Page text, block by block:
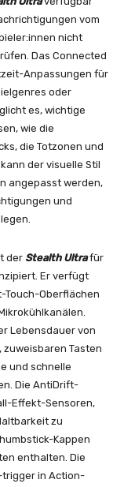
vom
nicht
Das Connected
Anpassungen für
oder
es, wichtige
wie die
die Totzonen und
der visuelle Stil
angepasst werden,
und
der Stealth Ultrafür
Er verfügt
Touch-Oberflächen
Lebensdauer von
zuweisbaren Tasten
und schnelle
Die AntiDrift-
Effekt-Sensoren,
zu
Kappen
enthalten. Die
trigger in Action-